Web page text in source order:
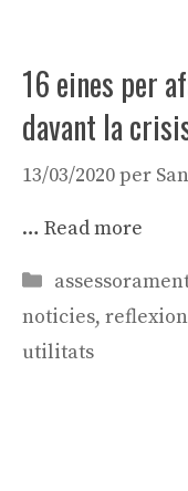
16 eines per
davant la
13/03/2020per
… Read more
Categories
noticies,
utilitats